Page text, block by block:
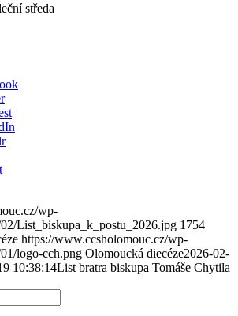
středa
wp-
List_biskupa_k_postu_2026.jpg 1754
https://www.ccsholomouc.cz/wp-
logo-cch.png Olomoucká diecéze2026-02-
10:38:14List bratra biskupa Tomáše Chytila